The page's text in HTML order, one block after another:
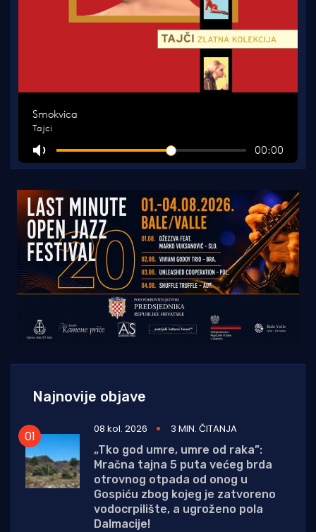
Najnovije objave
08 kol. 2026
3 MIN. ČITANJA
„Tko god umre, umre od raka”:
Mračna tajna 5 puta većeg brda
otrovnog otpada od onog u
Gospiću zbog kojeg je zatvoreno
vodocrpilište, a ugroženo pola
Dalmacije!